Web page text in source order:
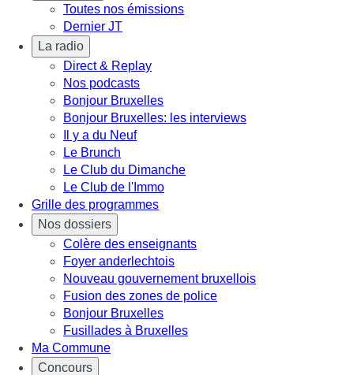
Toutes nos émissions
Dernier JT
La radio
Direct & Replay
Nos podcasts
Bonjour Bruxelles
Bonjour Bruxelles: les interviews
Il y a du Neuf
Le Brunch
Le Club du Dimanche
Le Club de l'Immo
Grille des programmes
Nos dossiers
Colère des enseignants
Foyer anderlechtois
Nouveau gouvernement bruxellois
Fusion des zones de police
Bonjour Bruxelles
Fusillades à Bruxelles
Ma Commune
Concours